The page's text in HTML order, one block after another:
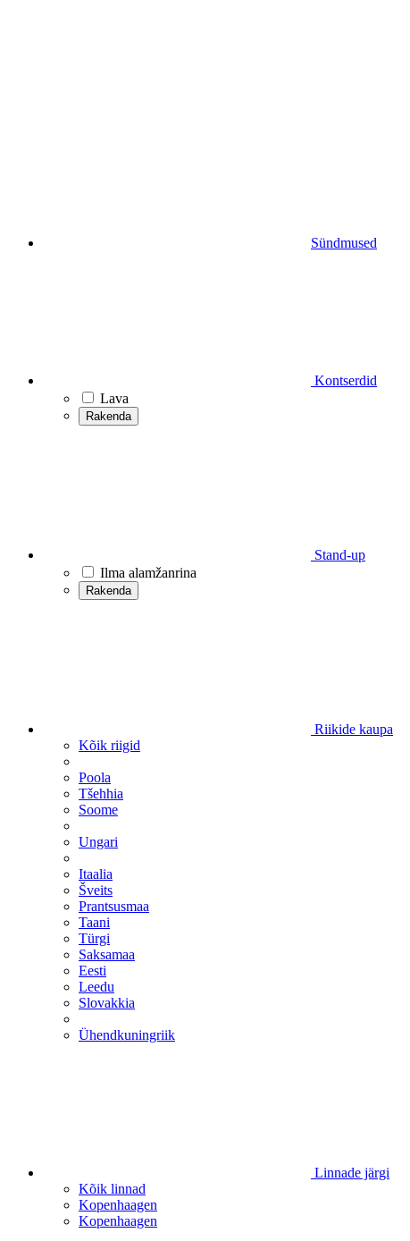
Sündmused
Kontserdid
Lava
Rakenda
Stand-up
Ilma alamžanrina
Rakenda
Riikide kaupa
Kõik riigid
Poola
Tšehhia
Soome
Ungari
Itaalia
Šveits
Prantsusmaa
Taani
Türgi
Saksamaa
Eesti
Leedu
Slovakkia
Ühendkuningriik
Linnade järgi
Kõik linnad
Kopenhaagen
Kopenhaagen